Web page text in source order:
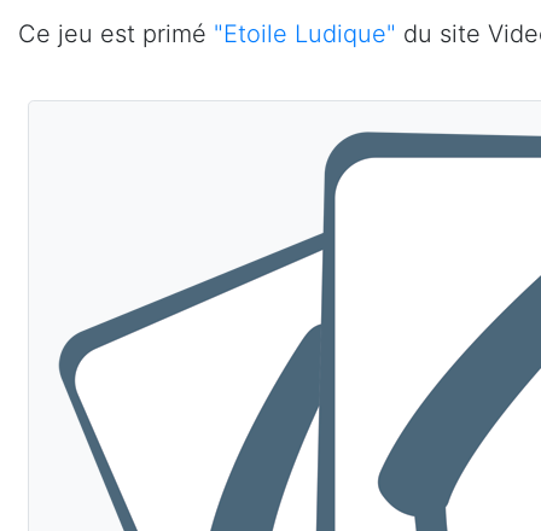
Ce jeu est primé "Etoile Ludique" du site